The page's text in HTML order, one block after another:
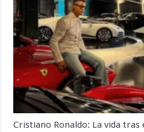
Cristiano Ronaldo: La vida